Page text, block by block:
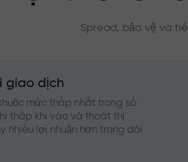
Spread, bảo vệ và
giao dịch
mức thấp nhất trong số
thấp khi vào và thoát thị
nhiều lợi nhuận hơn trong dài